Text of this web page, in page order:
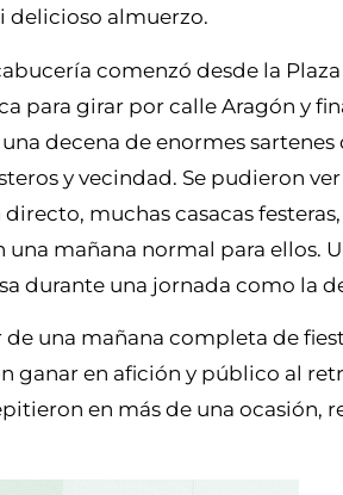
delicioso almuerzo.
comenzó desde la
para girar por calle Aragón y
decena de enormes
y vecindad. Se pudieron
muchas casacas
una mañana normal para ellos.
durante una jornada como la
una mañana completa de
ganar en afición y público al
en más de una ocasión,